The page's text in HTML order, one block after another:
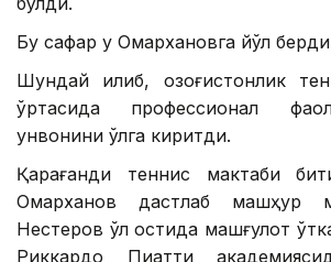
Бу сафар у Омархановга йўл
Шундай қилиб, қозоғистонлик
ўртасида профессионал
унвонини қўлга киритди.
Қарағанди теннис мактаби
Омарханов дастлаб машҳур
Нестеров қўл остида машғулот
Риккардо Пиатти